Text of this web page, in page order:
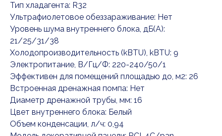
Тип хладагента: R32
Ультрафиолетовое обеззараживание: Нет
Уровень шума внутреннего блока, дБ(А):
21/25/31/38
Холодопроизводительность (kBTU), kBTU: 9
Электропитание, В/Гц/Ф: 220-240/50/1
Эффективен для помещений площадью до, м2: 26
Встроенная дренажная помпа: Нет
Диаметр дренажной трубы, мм: 16
Цвет внутреннего блока: Белый
Объем конденсации, л/ч: 0,94